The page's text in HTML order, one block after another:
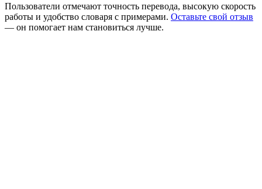
Пользователи отмечают точность перевода, высокую скорость
работы и удобство словаря с примерами. Оставьте свой отзыв
— он помогает нам становиться лучше.